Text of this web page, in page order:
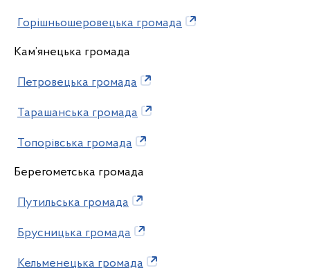
Горішньошеровецька громада
Кам’янецька громада
Петровецька громада
Тарашанська громада
Топорівська громада
Берегометська громада
Путильська громада
Брусницька громада
Кельменецька громада